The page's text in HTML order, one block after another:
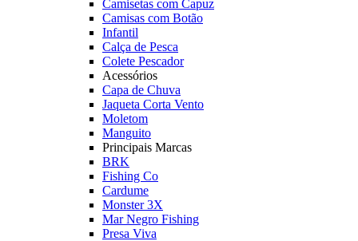
Camisetas com Capuz
Camisas com Botão
Infantil
Calça de Pesca
Colete Pescador
Acessórios
Capa de Chuva
Jaqueta Corta Vento
Moletom
Manguito
Principais Marcas
BRK
Fishing Co
Cardume
Monster 3X
Mar Negro Fishing
Presa Viva